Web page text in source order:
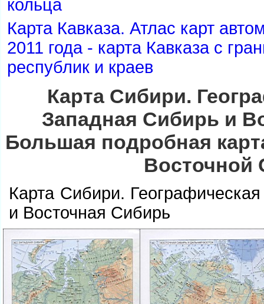
кольца
Карта Кавказа. Атлас карт
2011 года - карта Кавказа с
республик и крае
Карта Сибири.
Западная Сибирь и
Большая подробная
осточной
Карта Сибири.
и Восточная Сибирь